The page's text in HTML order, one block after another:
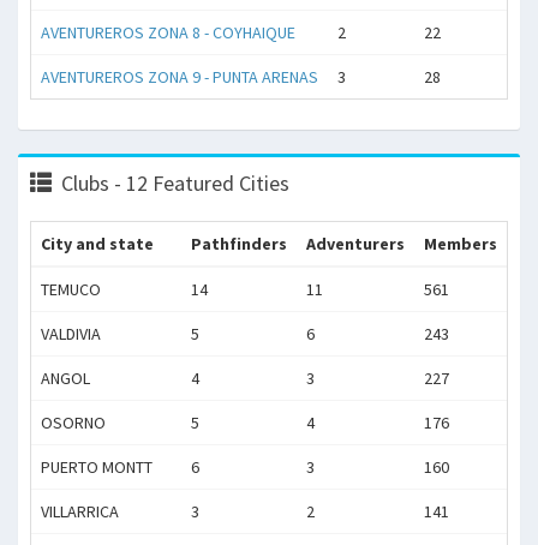
AVENTUREROS ZONA 8 - COYHAIQUE 2 22
AVENTUREROS ZONA 9 - PUNTA ARENAS 3 28
Clubs - 12 Featured Cities
City and state Pathfinders Adventurers Members
TEMUCO 14 11 561
VALDIVIA 5 6 243
ANGOL 4 3 227
OSORNO 5 4 176
PUERTO MONTT 6 3 160
VILLARRICA 3 2 141